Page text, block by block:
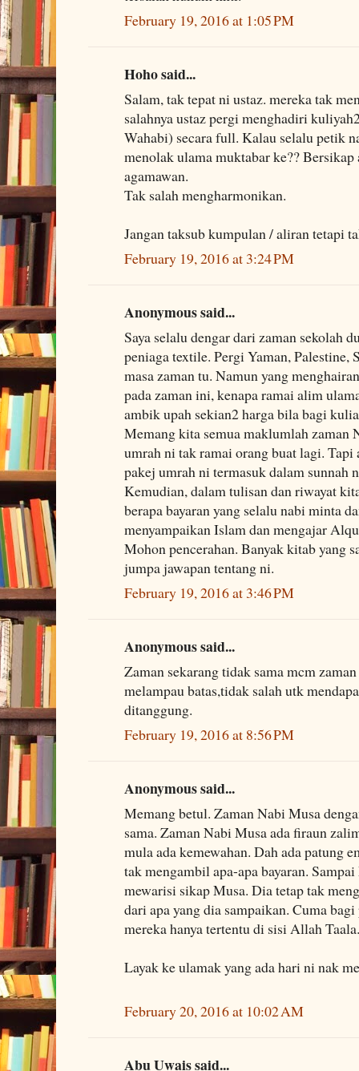
February 19, 2016 at 1:05 PM
Hoho said...
Salam, tak tepat ni ustaz. mereka tak
salahnya ustaz pergi menghadiri
Wahabi) secara full. Kalau selalu petik
menolak ulama muktabar ke??
agamawan.
Tak salah mengharmonikan.
Jangan taksub kumpulan / aliran tetapi
February 19, 2016 at 3:24 PM
Anonymous said...
Saya selalu dengar dari zaman sekolah
peniaga textile. Pergi Yaman, Palestine,
masa zaman tu. Namun yang
pada zaman ini, kenapa ramai alim
ambik upah sekian2 harga bila bagi
Memang kita semua maklumlah zaman
umrah ni tak ramai orang buat lagi. Tapi
pakej umrah ni termasuk dalam sunnah
Kemudian, dalam tulisan dan riwayat
berapa bayaran yang selalu nabi minta
menyampaikan Islam dan mengajar
Mohon pencerahan. Banyak kitab yang
jumpa jawapan tentang ni.
February 19, 2016 at 3:46 PM
Anonymous said...
Zaman sekarang tidak sama mcm
melampau batas,tidak salah utk
ditanggung.
February 19, 2016 at 8:56 PM
Anonymous said...
Memang betul. Zaman Nabi Musa
sama. Zaman Nabi Musa ada firaun
mula ada kemewahan. Dah ada patung
tak mengambil apa-apa bayaran.
mewarisi sikap Musa. Dia tetap tak
dari apa yang dia sampaikan. Cuma
mereka hanya tertentu di sisi Allah Taala.
Layak ke ulamak yang ada hari ni nak
February 20, 2016 at 10:02 AM
Abu Uwais said...